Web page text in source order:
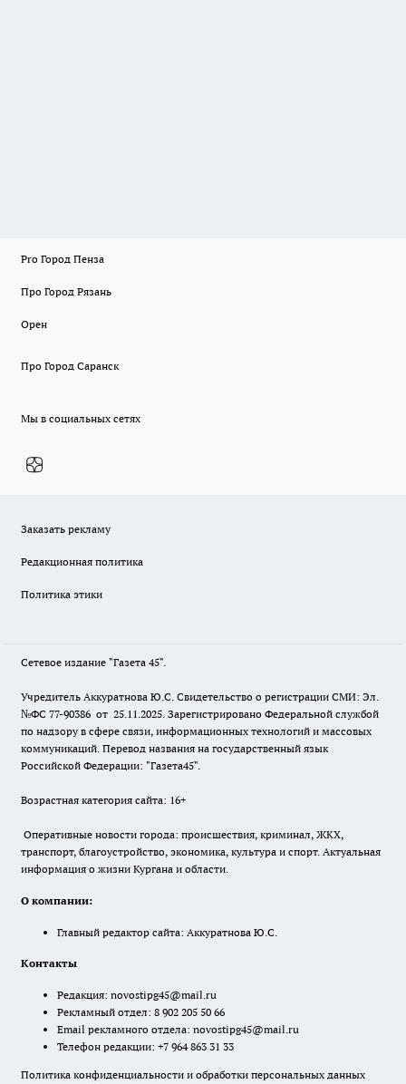
Pro Город Пенза
Про Город Рязань
Орен
Про Город Саранск
Мы в социальных сетях
Заказать рекламу
Редакционная политика
Политика этики
Сетевое издание "Газета 45".
Учредитель Аккуратнова Ю.С. Свидетельство о регистрации СМИ: Эл.
№ФС 77-90386 от 25.11.2025. Зарегистрировано Федеральной службой
по надзору в сфере связи, информационных технологий и массовых
коммуникаций. Перевод названия на государственный язык
Российской Федерации: "Газета45".
Возрастная категория сайта: 16+
Оперативные новости города: происшествия, криминал, ЖКХ,
транспорт, благоустройство, экономика, культура и спорт. Актуальная
информация о жизни Кургана и области.
О компании:
Главный редактор сайта: Аккуратнова Ю.С.
Контакты
Редакция: novostipg45@mail.ru
Рекламный отдел: 8 902 205 50 66
Email рекламного отдела: novostipg45@mail.ru
Телефон редакции: +7 964 863 31 33
Политика конфиденциальности и обработки персональных данных